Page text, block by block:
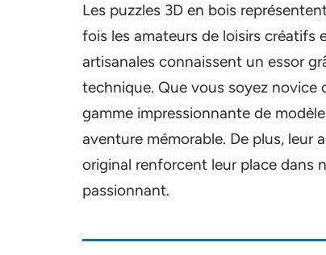
Les puzzles 3D en bois
fois les amateurs de loisirs créatifs
artisanales connaissent un essor
technique. Que vous soyez novice
gamme impressionnante de
aventure mémorable. De plus,
original renforcent leur place dans
passionnant.